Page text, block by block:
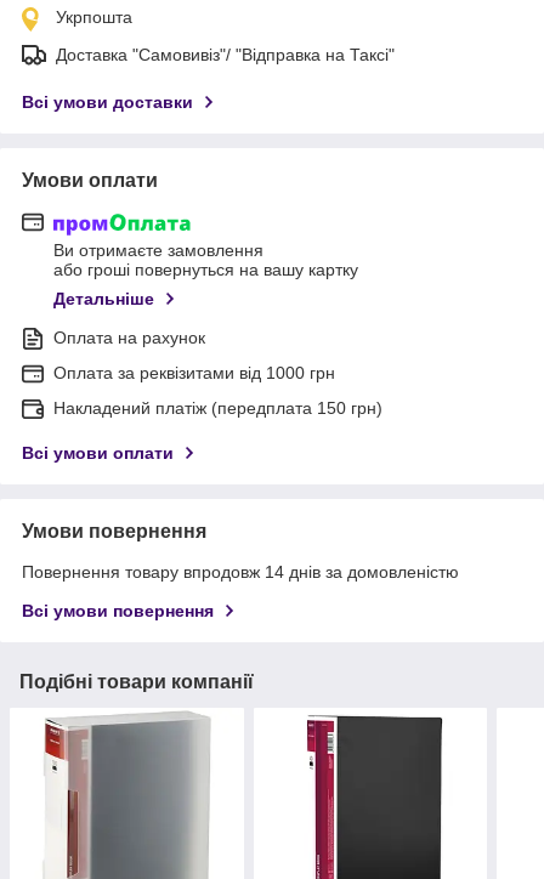
Укрпошта
Доставка "Самовивіз"/ "Відправка на Таксі"
Всі умови доставки
Умови оплати
Ви отримаєте замовлення
або гроші повернуться на вашу картку
Детальніше
Оплата на рахунок
Оплата за реквізитами від 1000 грн
Накладений платіж (передплата 150 грн)
Всі умови оплати
Умови повернення
Повернення товару впродовж 14 днів за домовленістю
Всі умови повернення
Подібні товари компанії